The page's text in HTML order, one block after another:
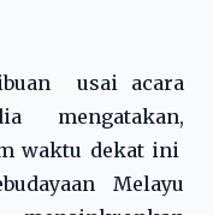
usai acara
mengatakan,
waktu dekat ini
Melayu